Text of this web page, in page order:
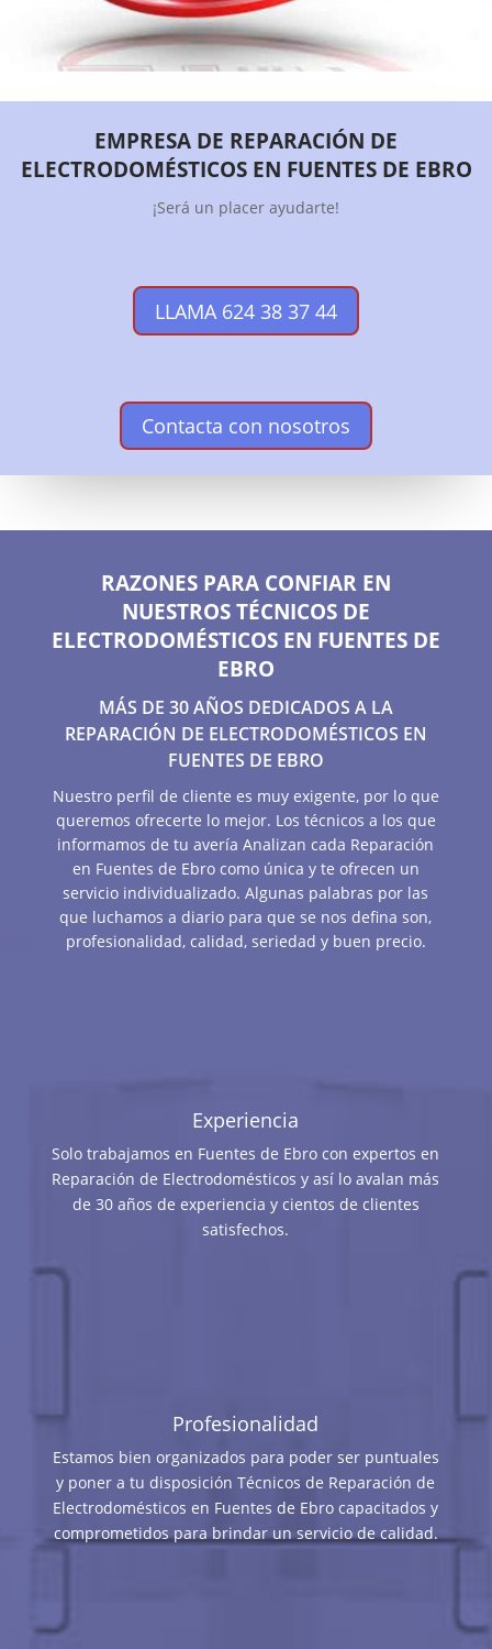
EMPRESA DE REPARACIÓN DE
ELECTRODOMÉSTICOS EN FUENTES DE EBRO
¡Será un placer ayudarte!
LLAMA 624 38 37 44
Contacta con nosotros
RAZONES PARA CONFIAR EN
NUESTROS TÉCNICOS DE
ELECTRODOMÉSTICOS EN FUENTES DE
EBRO
MÁS DE 30 AÑOS DEDICADOS A LA
REPARACIÓN DE ELECTRODOMÉSTICOS EN
FUENTES DE EBRO
Nuestro perfil de cliente es muy exigente, por lo que
queremos ofrecerte lo mejor. Los técnicos a los que
informamos de tu avería Analizan cada Reparación
en Fuentes de Ebro como única y te ofrecen un
servicio individualizado. Algunas palabras por las
que luchamos a diario para que se nos defina son,
profesionalidad, calidad, seriedad y buen precio.
Experiencia
Solo trabajamos en Fuentes de Ebro con expertos en
Reparación de Electrodomésticos y así lo avalan más
de 30 años de experiencia y cientos de clientes
satisfechos.
Profesionalidad
Estamos bien organizados para poder ser puntuales
y poner a tu disposición Técnicos de Reparación de
Electrodomésticos en Fuentes de Ebro capacitados y
comprometidos para brindar un servicio de calidad.